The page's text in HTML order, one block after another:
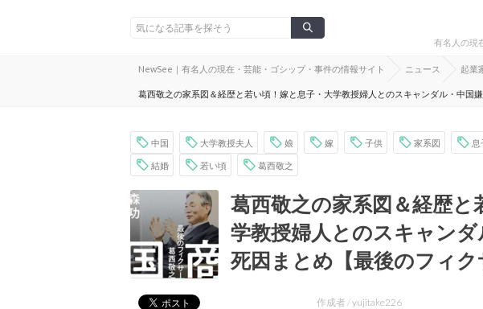
有名人の現
NewSee｜有名人の現在・芸能・ゴシップ・事件の情報サイト ニュース 起業
葛西敬之の家系図＆経歴と若い頃！嫁と息子・大学教授婦人とのスキャンダル・中国
中国 大学教授夫人 娘 嫁 子供 家系図 息
結婚 若い頃 葛西敬之
葛西敬之の家系図＆経歴と
学教授婦人とのスキャン
死因まとめ【最後のフィク
作成者 /yujitake226